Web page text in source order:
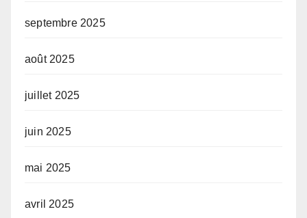
septembre 2025
août 2025
juillet 2025
juin 2025
mai 2025
avril 2025